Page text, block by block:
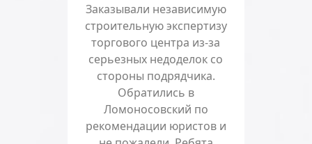
Заказывали независимую
строительную экспертизу
торгового центра из-за
серьезных недоделок со
стороны подрядчика.
Обратились в
Ломоносовский по
рекомендации юристов и